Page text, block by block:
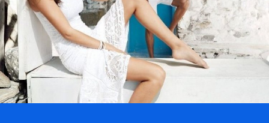
Politique
Business
Travel
World